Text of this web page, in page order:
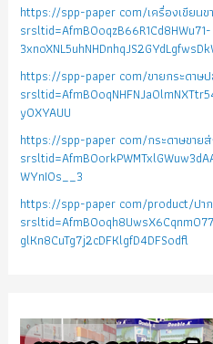
https://spp-paper com/เครื่องเขียน
srsltid=AfmBOoqzB66R1Cd8HWu71-
https://spp-paper com/ขายกระดาษ
yOXYAUU
https://spp-paper com/กระดาษขาย
WYnIOs__3
https://spp-paper com/product/ปา
glKn8CuTg7j2cDFKlgfD4DFSodfl